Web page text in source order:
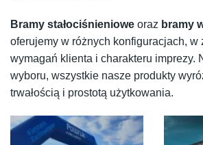
Bramy stałociśnieniowe oraz bramy
oferujemy w różnych konfiguracjach, w
wymagań klienta i charakteru imprezy.
wyboru, wszystkie nasze produkty
trwałością i prostotą użytkowania.